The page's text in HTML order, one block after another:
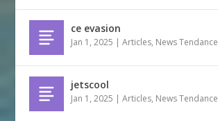
ce evasion
Jan 1, 2025 |Articles, News Tendance
jetscool
Jan 1, 2025 |Articles, News Tendance